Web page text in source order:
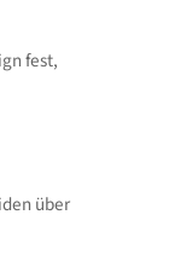
fest,
über